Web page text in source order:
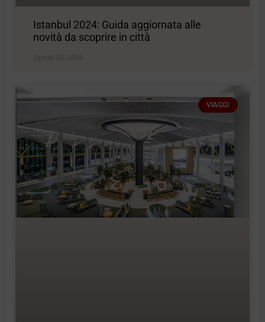
Istanbul 2024: Guida aggiornata alle
novità da scoprire in città
Aprile 20, 2026
VIAGGI